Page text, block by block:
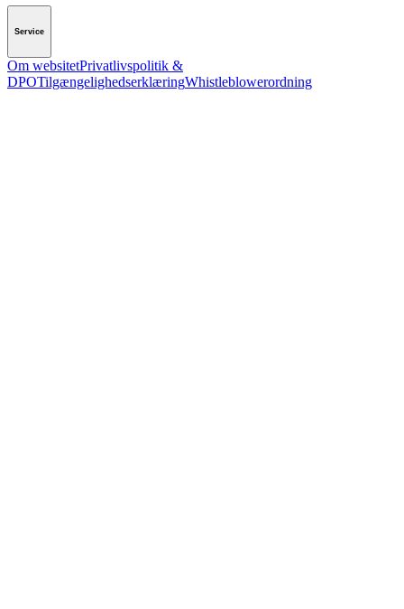
Service
Om websitetPrivatlivspolitik &
DPOTilgængelighedserklæringWhistleblowerordning